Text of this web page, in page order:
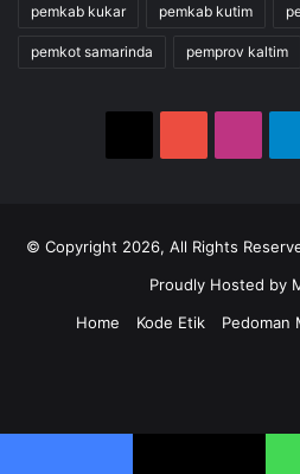
pemkab kukar pemkab kutim
pemkot samarinda pemprov kaltim
© Copyright 2026, All Rights
Proudly Hosted by
Home
Kode Etik Pedoman